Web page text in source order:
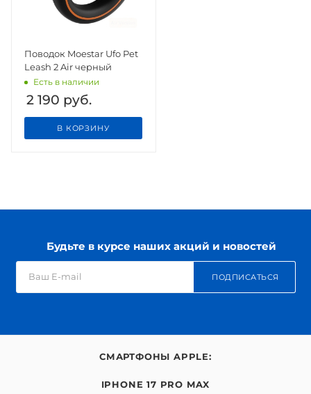
Поводок Moestar Ufo Pet
Leash 2 Air черный
Есть в наличии
2 190 руб.
В КОРЗИНУ
Будьте в курсе наших акций и новостей
ПОДПИСАТЬСЯ
СМАРТФОНЫ APPLE:
IPHONE 17 PRO MAX